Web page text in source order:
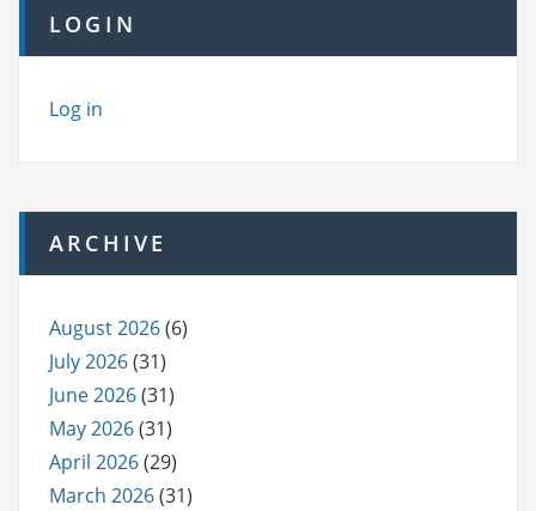
LOGIN
Log in
ARCHIVE
August 2026(6)
July 2026(31)
June 2026(31)
May 2026(31)
April 2026(29)
March 2026(31)